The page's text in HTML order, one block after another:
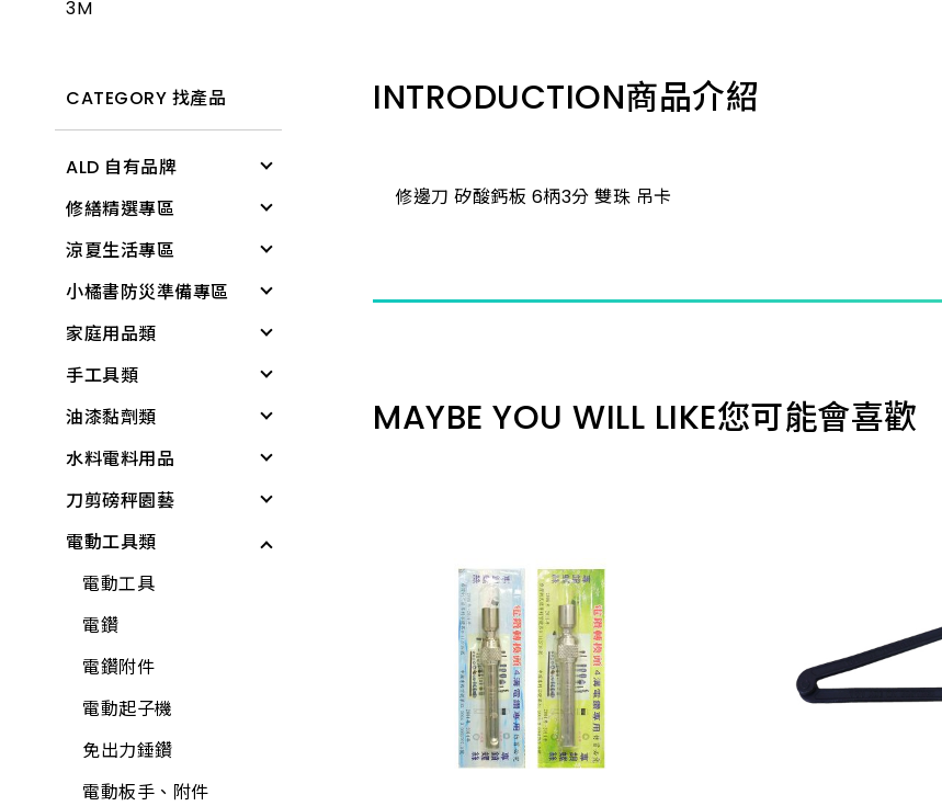
3M
CATEGORY 找產品
ALD 自有品牌
清潔用具
電燈
文具用品
個人清潔衛生用品
居家生活
雨具
廚房用具
蓮蓬頭、沖洗器
電動起子機
水泥砂、填縫劑
稀釋劑
木器漆
工具組
水龍頭組
加壓機、抽水機
修繕精選專區
修繕工具
工作防護
居家生活
所有商品
涼夏生活專區
涼感降溫
戶外遮陽
夏季防護
夏日清爽
所有商品
小橘書防災準備專區
緊急照明與多功能工
具
基本工具與應變器材
繩索與固定材料
個人防護與安全
儲水與應急用品
所有商品
家庭用品類
個人清潔衛生用品
衛浴用品
洗衣、晾曬用品
廚房用品
保鮮膜、保鮮盒、保
鮮袋
水壺、水杯、水瓶
打火機、瓦斯爐
折疊桌、椅、收納櫃
水桶、垃圾桶、油桶
水盆、腳桶
手工具類
螺絲起子
板手
套筒工具
工具組
鉗
剪
鑷子
夾具
螺絲工具
銼刀、研磨
油漆黏劑類
黏劑
塑鋼土
矽利康、填縫劑
稀釋劑
水泥漆、乳膠漆
調合漆、油漆
木器漆
噴漆
防水漆
水料電料用品
水龍頭組
龍頭組附件
蓮蓬頭、沖洗器
水龍頭
外牙、三通
水栓附件
鋼絲軟管
面盆、水槽
刀剪磅秤園藝
各式剪刀
各式刀具
磅秤、電子秤
花盆
培養土
肥料
噴水壺
電動工具類
電動工具
電鑽
電鑽附件
電動起子機
免出力錘鑽
電動板手、附件
INTRODUCTION商品介紹
修邊刀 矽酸鈣板 6柄3分 雙珠 吊卡
MAYBE YOU WILL LIKE您可能會喜歡
高壓管 40-140KG
$ 15-1,100
8.5mm 10M+公母蝶
四溝轉六角接桿